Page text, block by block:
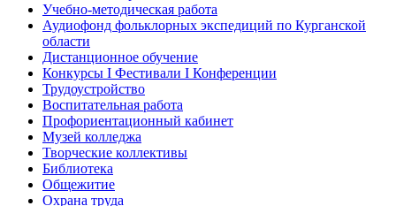
Учебно-методическая работа
Аудиофонд фольклорных экспедиций по Курганской
области
Дистанционное обучение
Конкурсы I Фестивали I Конференции
Трудоустройство
Воспитательная работа
Профориентационный кабинет
Музей колледжа
Творческие коллективы
Библиотека
Общежитие
Охрана труда